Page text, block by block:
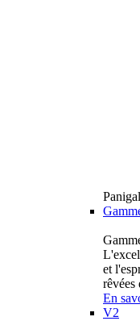
et
rêvées
En
V2